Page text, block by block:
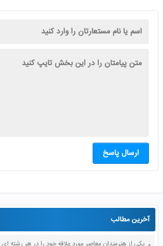
ارسال پاسخ
آخرین مطالب